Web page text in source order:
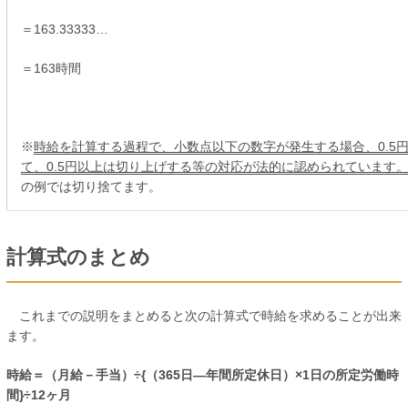
＝163.33333…
＝163時間
※時給を計算する過程で、小数点以下の数字が発生する場合、0.5
て、0.5円以上は切り上げする等の対応が法的に認められています。
の例では切り捨てます。
計算式のまとめ
これまでの説明をまとめると次の計算式で時給を求めることが出来
ます。
時給＝（月給－手当）÷{（365日―年間所定休日）×1日の所定労働時
間}÷12ヶ月